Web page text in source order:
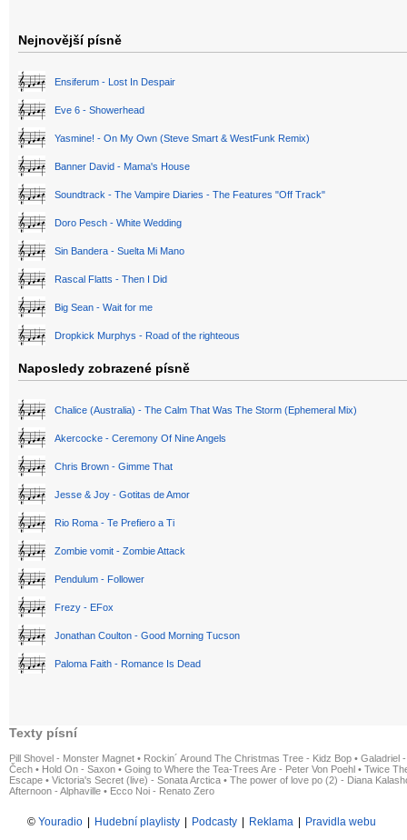
Nejnovější písně
Ensiferum - Lost In Despair
Eve 6 - Showerhead
Yasmine! - On My Own (Steve Smart & WestFunk Remix)
Banner David - Mama's House
Soundtrack - The Vampire Diaries - The Features "Off Track"
Doro Pesch - White Wedding
Sin Bandera - Suelta Mi Mano
Rascal Flatts - Then I Did
Big Sean - Wait for me
Dropkick Murphys - Road of the righteous
Naposledy zobrazené písně
Chalice (Australia) - The Calm That Was The Storm (Ephemeral Mix)
Akercocke - Ceremony Of Nine Angels
Chris Brown - Gimme That
Jesse & Joy - Gotitas de Amor
Rio Roma - Te Prefiero a Ti
Zombie vomit - Zombie Attack
Pendulum - Follower
Frezy - EFox
Jonathan Coulton - Good Morning Tucson
Paloma Faith - Romance Is Dead
Texty písní
Pill Shovel - Monster Magnet • Rockin´ Around The Christmas Tree - Kidz Bop • Galadriel
Čech • Hold On - Saxon • Going to Where the Tea-Trees Are - Peter Von Poehl • Twice
Escape • Victoria's Secret (live) - Sonata Arctica • The power of love po (2) - Diana
Afternoon - Alphaville • Ecco Noi - Renato Zero
© Youradio Hudební playlisty Podcasty Reklama Pravidla webu